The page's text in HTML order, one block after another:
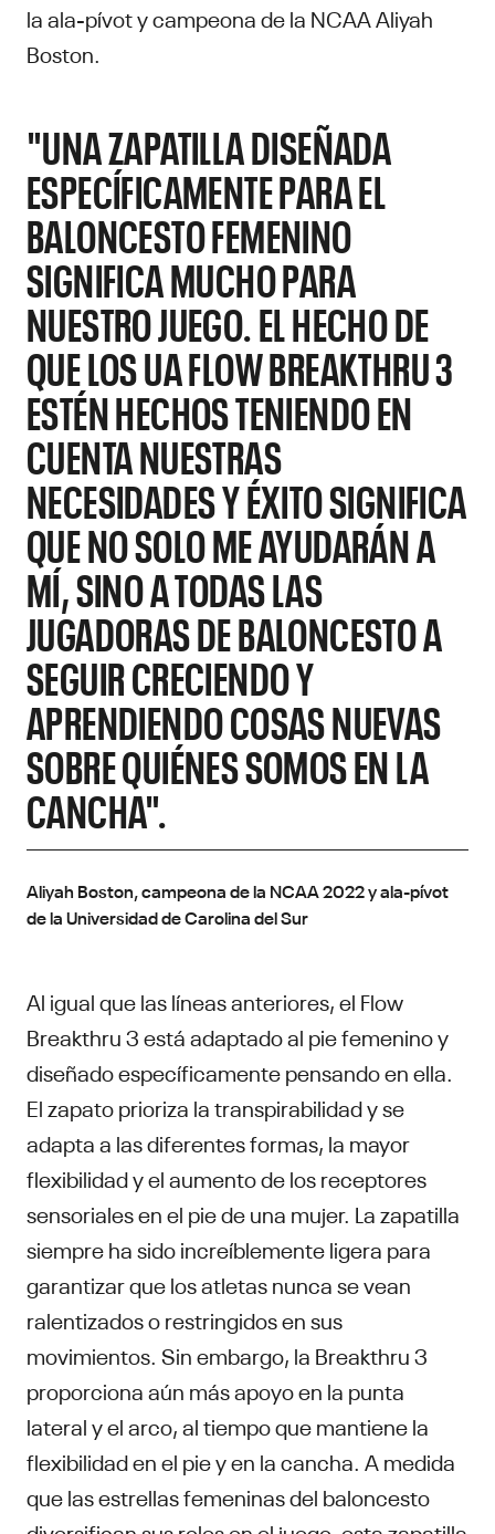
la ala-pívot y campeona de la NCAA Aliyah
Boston.
"UNA ZAPATILLA DISEÑADA
ESPECÍFICAMENTE PARA EL
BALONCESTO FEMENINO
SIGNIFICA MUCHO PARA
NUESTRO JUEGO. EL HECHO DE
QUE LOS UA FLOW BREAKTHRU 3
ESTÉN HECHOS TENIENDO EN
CUENTA NUESTRAS
NECESIDADES Y ÉXITO SIGNIFICA
QUE NO SOLO ME AYUDARÁN A
MÍ, SINO A TODAS LAS
JUGADORAS DE BALONCESTO A
SEGUIR CRECIENDO Y
APRENDIENDO COSAS NUEVAS
SOBRE QUIÉNES SOMOS EN LA
CANCHA".
Aliyah Boston, campeona de la NCAA 2022 y ala-pívot
de la Universidad de Carolina del Sur
Al igual que las líneas anteriores, el Flow
Breakthru 3 está adaptado al pie femenino y
diseñado específicamente pensando en ella.
El zapato prioriza la transpirabilidad y se
adapta a las diferentes formas, la mayor
flexibilidad y el aumento de los receptores
sensoriales en el pie de una mujer. La zapatilla
siempre ha sido increíblemente ligera para
garantizar que los atletas nunca se vean
ralentizados o restringidos en sus
movimientos. Sin embargo, la Breakthru 3
proporciona aún más apoyo en la punta
lateral y el arco, al tiempo que mantiene la
flexibilidad en el pie y en la cancha. A medida
que las estrellas femeninas del baloncesto